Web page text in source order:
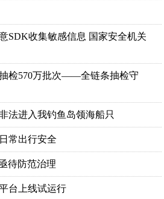
SDK收集敏感信息 国家安全机关
检570万批次——全链条抽检守
法进入我钓鱼岛领海船只
常出行安全
待防范治理
台上线试运行